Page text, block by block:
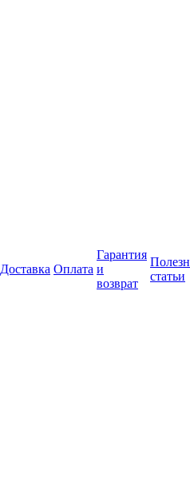
Доставка Оплата
Гарантия
и
возврат
статьи